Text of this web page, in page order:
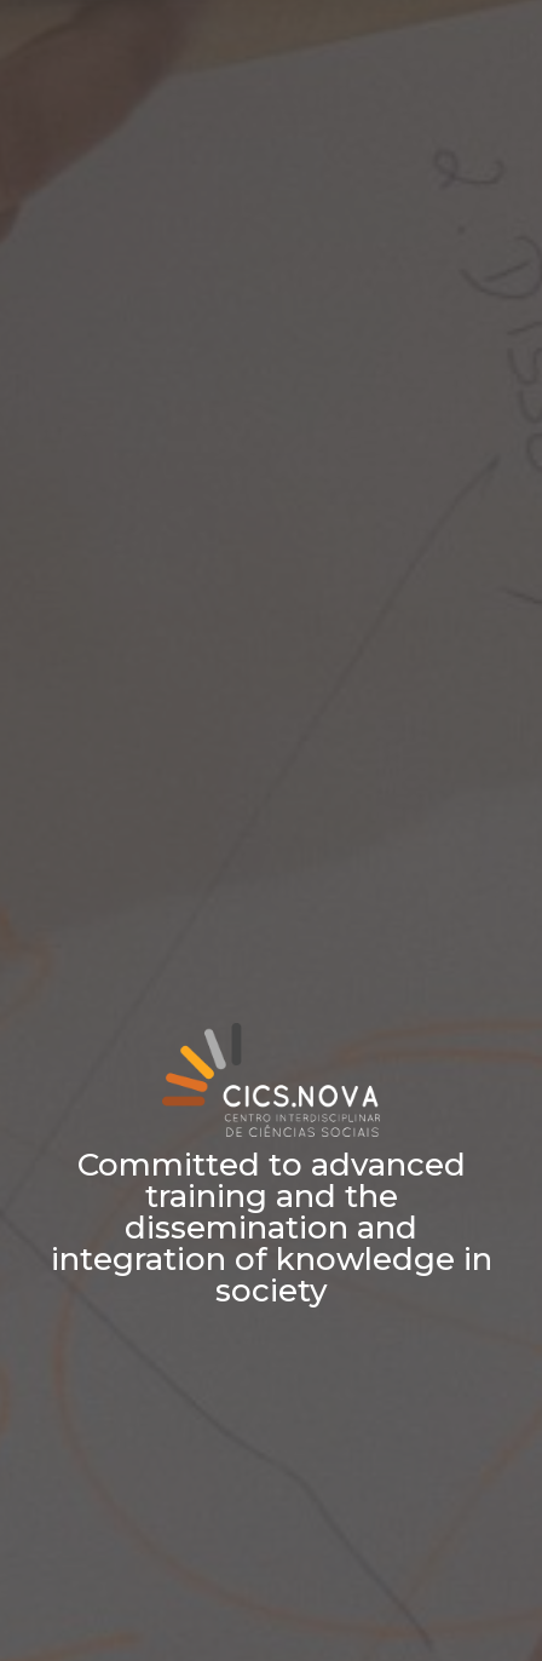
Committed to advanced
training and the
dissemination and
integration of knowledge in
society